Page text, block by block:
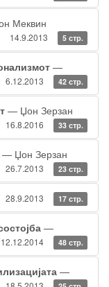
Меквин
14.9.2013 5 стр.
—
6.12.2013 42 стр.
— Џон Зерзан
16.8.2016 33 стр.
— Џон Зерзан
26.7.2013 23 стр.
28.9.2013 17 стр.
—
12.12.2014 48 стр.
—